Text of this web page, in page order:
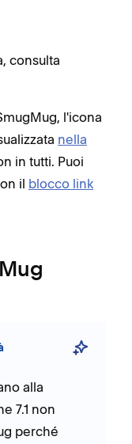
consulta
l'icona
nella
in tutti. Puoi
il blocco link
alla
7.1 non
perché